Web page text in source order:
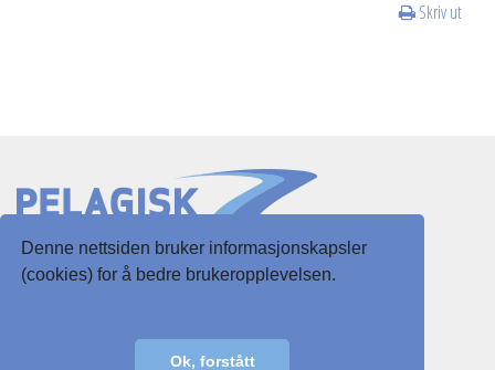
Denne nettsiden bruker informasjonskapsler
(cookies) for å bedre brukeropplevelsen.
Ok, forstått
Skriv ut
Slottsgaten 3
post@pelagisk.net